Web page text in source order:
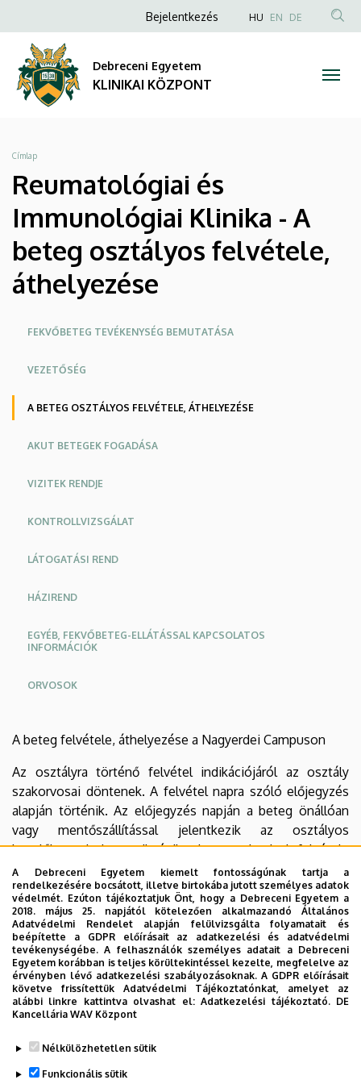
A Debreceni Egyetem kiemelt fontosságúnak tartja a
rendelkezésére bocsátott, illetve birtokába jutott személyes adatok
védelmét. Ezúton tájékoztatjuk Önt, hogy a Debreceni Egyetem a
2018. május 25. napjától kötelezően alkalmazandó Általános
Adatvédelmi Rendelet alapján felülvizsgálta folyamatait és
beépítette a GDPR előírásait az adatkezelési és adatvédelmi
tevékenységébe. A felhasználók személyes adatait a Debreceni
Egyetem korábban is teljes körültekintéssel kezelte, megfelelve az
érvényben lévő adatkezelési szabályozásoknak. A GDPR előírásait
követve frissítettük Adatvédelmi Tájékoztatónkat, amelyet az
alábbi linkre kattintva olvashat el:Adatkezelési tájékoztató. DE
Kancellária WAV Központ
Nélkülözhetetlen sütik
Funkcionális sütik
Reumatológiai
és
Immunológiai
Klinika
A
beteg
osztályos
felvétele,
KLINIKAI
KÖZPONT
a
tartalomra
Anonim
fiók
menüje
Bejelentkezés HU EN DE
Debreceni Egyetem
KLINIKAI KÖZPONT
Morzsa
Címlap
Reumatológiai és
Immunológiai Klinika - A
beteg osztályos felvétele,
áthelyezése
Oldalmenü
FEKVŐBETEG TEVÉKENYSÉG BEMUTATÁSA
VEZETŐSÉG
A BETEG OSZTÁLYOS FELVÉTELE, ÁTHELYEZÉSE
AKUT BETEGEK FOGADÁSA
VIZITEK RENDJE
KONTROLLVIZSGÁLAT
LÁTOGATÁSI REND
HÁZIREND
EGYÉB, FEKVŐBETEG-ELLÁTÁSSAL KAPCSOLATOS
INFORMÁCIÓK
ORVOSOK
Oldalmenü
KK
Angol
Oldalmenü
KK
Német
A beteg felvétele, áthelyezése a Nagyerdei Campuson
Az osztályra történő felvétel indikációjáról az osztály
szakorvosai döntenek. A felvétel napra szóló előjegyzés
alapján történik. Az előjegyzés napján a beteg önállóan
vagy mentőszállítással jelentkezik az osztályos
kezelőben, ahol megtörténik a beteg adatainak felvétele
majd a beteg elhelyezése a kórteremben.
Az osztályos orvos megvizsgálja a beteget, a lázlapon
elrendeli a beteg kezelését, gyógyszerelését, vizsgálatait,
illetve a felvétel napján a beteget referálja az
osztályvezetőnek.
A beteg áthelyezéséről az osztályvezető dönt szakmai
indokok alapján.
Legutóbb frissítve: 2024. 05. 27. 14:12